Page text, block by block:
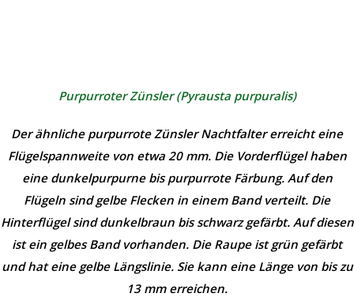
Purpurroter Zünsler (Pyrausta purpuralis)
Der ähnliche purpurrote Zünsler Nachtfalter erreicht eine
Flügelspannweite von etwa 20 mm. Die Vorderflügel haben
eine dunkelpurpurne bis purpurrote Färbung. Auf den
Flügeln sind gelbe Flecken in einem Band verteilt. Die
Hinterflügel sind dunkelbraun bis schwarz gefärbt. Auf diesen
ist ein gelbes Band vorhanden. Die Raupe ist grün gefärbt
und hat eine gelbe Längslinie. Sie kann eine Länge von bis zu
13 mm erreichen.